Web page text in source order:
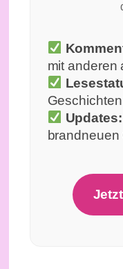
mit anderen
Updates:
brandneuen